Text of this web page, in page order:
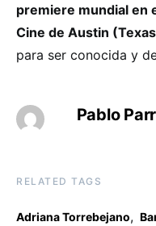
premiere mundial en
Cine de Austin
para ser conocida y
Pablo
RELATED TAGS
Adriana Torrebejano,